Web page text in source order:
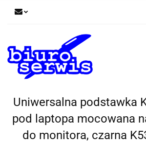
Uniwersalna podstawka
pod laptopa mocowana
do monitora, czarna